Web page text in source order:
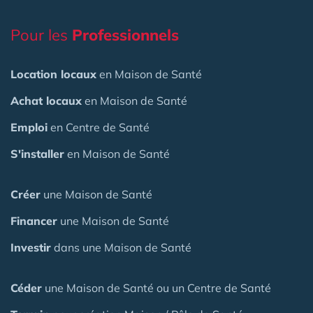
Pour les Professionnels
Location locaux en Maison de Santé
Achat locaux en Maison de Santé
Emploi en Centre de Santé
S'installer en Maison de Santé
Créer une Maison de Santé
Financer une Maison de Santé
Investir dans une Maison de Santé
Céder une Maison de Santé ou un Centre de Santé